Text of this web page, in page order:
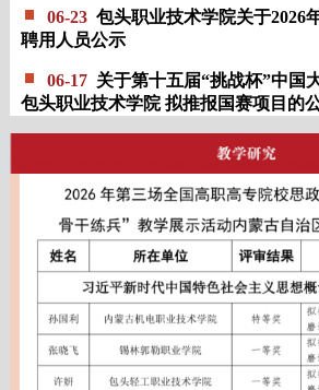
06-23包头职业技术学院关于2026
聘用人员公示
06-17关于第十五届“挑战杯”中国
包头职业技术学院 拟推报国赛项目的